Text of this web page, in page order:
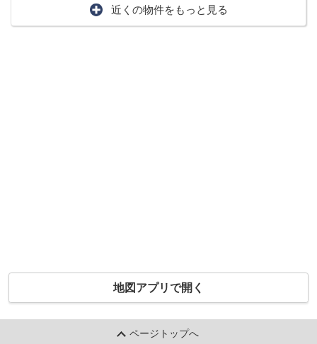
近くの物件をもっと見る
地図アプリで開く
ページトップへ